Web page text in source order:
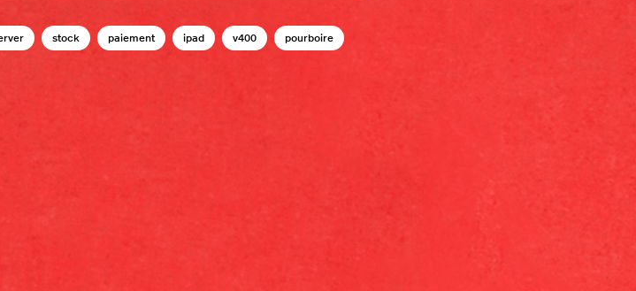
stock paiement ipad v400 pourboire